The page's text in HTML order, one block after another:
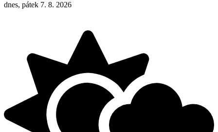
dnes, pátek 7. 8. 2026